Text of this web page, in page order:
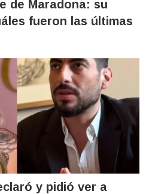
de Maradona: su
fueron las últimas
y pidió ver a